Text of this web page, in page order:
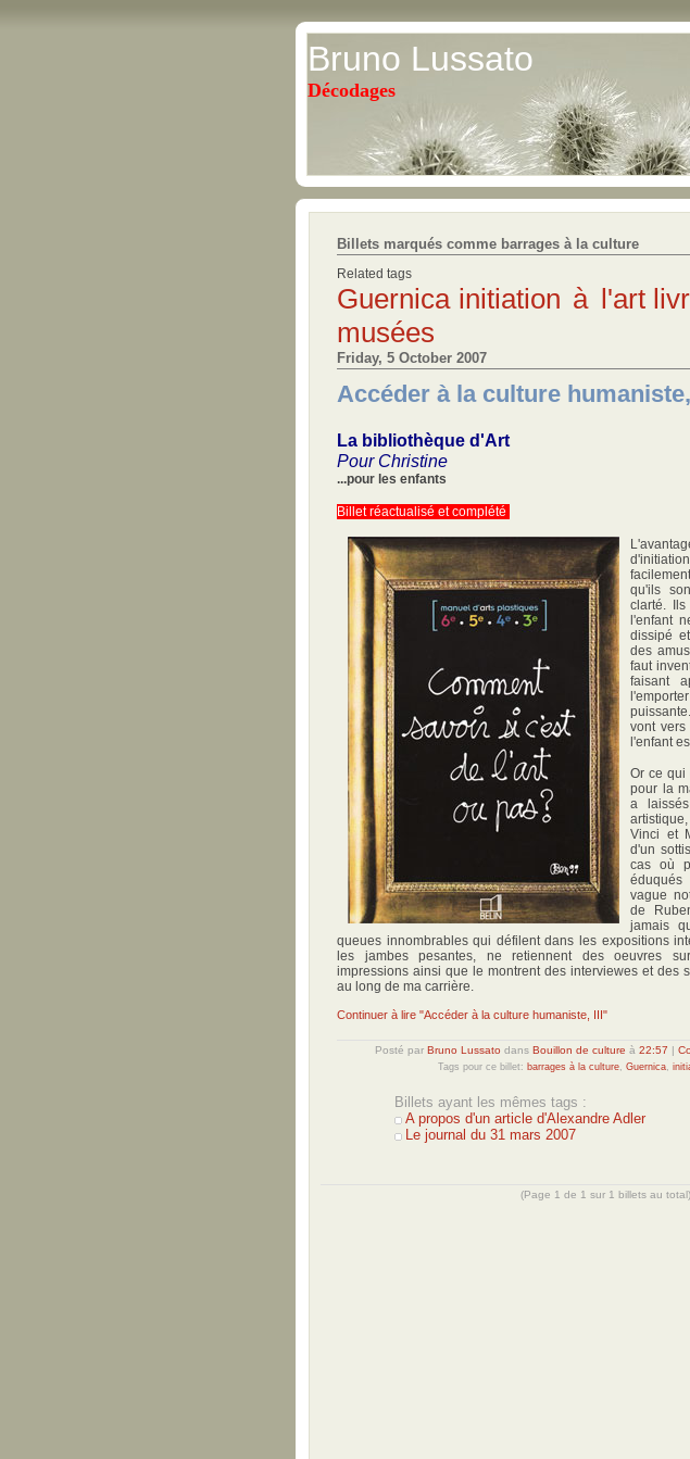
Bruno Lussato
Décodages
Billets marqués comme barrages à la culture
Related tags
Guernica initiation à l'art
musées
Friday, 5 October 2007
Accéder à la culture
La bibliothèque d'Art
Pour Christine
...pour les enfants
Billet réactualisé et complété
qu'ils
clarté.
l'enfant
dissipé
des
faut
faisant
vont vers
l'enfant
Or ce qui
pour la
a
Vinci et
d'un
cas où
vague
de
jamais
queues innombrables qui défilent dans les expositions
les jambes pesantes, ne retiennent des oeuvres
impressions ainsi que le montrent des interviewes et des
au long de ma carrière.
Continuer à lire "Accéder à la culture humaniste, III"
Posté par Bruno Lussato dans Bouillon de culture à 22:57 |
Tags pour ce billet: barrages à la culture Guernica
Billets ayant les mêmes tags :
A propos d'un article d'Alexandre Adler
Le journal du 31 mars 2007
(Page 1 de 1 sur 1 billets au total)